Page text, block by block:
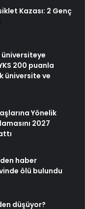
Kazası: 2 Genç
200 puanla
üniversite ve
Yönelik
2027
haber
ölü bulundu
düşüyor?